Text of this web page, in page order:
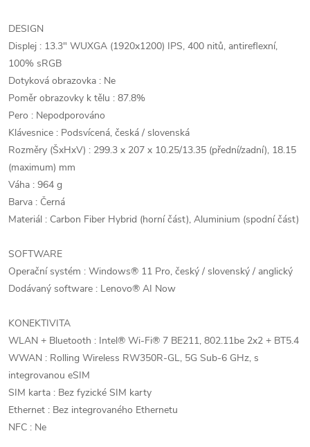
DESIGN
Displej : 13.3" WUXGA (1920x1200) IPS, 400 nitů, antireflexní,
100% sRGB
Dotyková obrazovka : Ne
Poměr obrazovky k tělu : 87.8%
Pero : Nepodporováno
Klávesnice : Podsvícená, česká / slovenská
Rozměry (ŠxHxV) : 299.3 x 207 x 10.25/13.35 (přední/zadní), 18.15
(maximum) mm
Váha : 964 g
Barva : Černá
Materiál : Carbon Fiber Hybrid (horní část), Aluminium (spodní část)
SOFTWARE
Operační systém : Windows® 11 Pro, český / slovenský / anglický
Dodávaný software : Lenovo® AI Now
KONEKTIVITA
WLAN + Bluetooth : Intel® Wi-Fi® 7 BE211, 802.11be 2x2 + BT5.4
WWAN : Rolling Wireless RW350R-GL, 5G Sub-6 GHz, s
integrovanou eSIM
SIM karta : Bez fyzické SIM karty
Ethernet : Bez integrovaného Ethernetu
NFC : Ne